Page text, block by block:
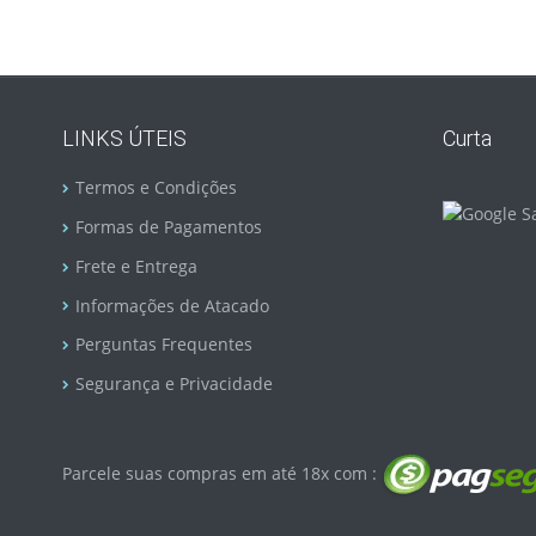
LINKS ÚTEIS
Termos e Condições
Formas de Pagamentos
Frete e Entrega
Informações de Atacado
Perguntas Frequentes
Segurança e Privacidade
Curta
Parcele suas compras em até 18x com :